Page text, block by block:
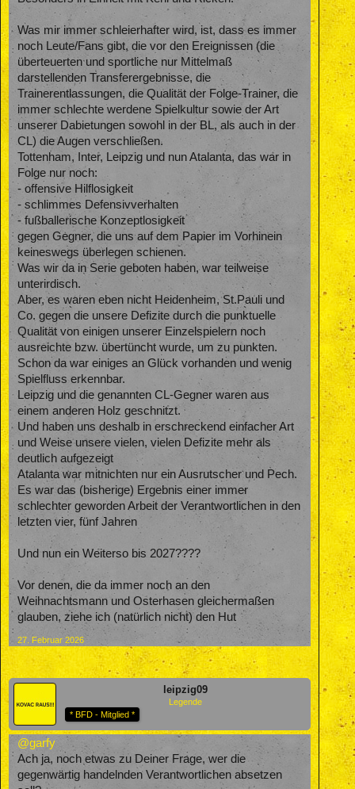
Was mir immer schleierhafter wird, ist, dass es immer
noch Leute/Fans gibt, die vor den Ereignissen (die
überteuerten und sportliche nur Mittelmaß
darstellenden Transferergebnisse, die
Trainerentlassungen, die Qualität der Folge-Trainer, die
immer schlechte werdene Spielkultur sowie der Art
unserer Dabietungen sowohl in der BL, als auch in der
CL) die Augen verschließen.
Tottenham, Inter, Leipzig und nun Atalanta, das war in
Folge nur noch:
- offensive Hilflosigkeit
- schlimmes Defensivverhalten
- fußballerische Konzeptlosigkeit
gegen Gegner, die uns auf dem Papier im Vorhinein
keineswegs überlegen schienen.
Was wir da in Serie geboten haben, war teilweise
unterirdisch.
Aber, es waren eben nicht Heidenheim, St.Pauli und
Co. gegen die unsere Defizite durch die punktuelle
Qualität von einigen unserer Einzelspielern noch
ausreichte bzw. übertüncht wurde, um zu punkten.
Schon da war einiges an Glück vorhanden und wenig
Spielfluss erkennbar.
Leipzig und die genannten CL-Gegner waren aus
einem anderen Holz geschnitzt.
Und haben uns deshalb in erschreckend einfacher Art
und Weise unsere vielen, vielen Defizite mehr als
deutlich aufgezeigt
Atalanta war mitnichten nur ein Ausrutscher und Pech.
Es war das (bisherige) Ergebnis einer immer
schlechter geworden Arbeit der Verantwortlichen in den
letzten vier, fünf Jahren
Und nun ein Weiterso bis 2027????
Vor denen, die da immer noch an den
Weihnachtsmann und Osterhasen gleichermaßen
glauben, ziehe ich (natürlich nicht) den Hut
27. Februar 2026
leipzig09
Legende
* BFD - Mitglied *
@garfy
Ach ja, noch etwas zu Deiner Frage, wer die
gegenwärtig handelnden Verantwortlichen absetzen